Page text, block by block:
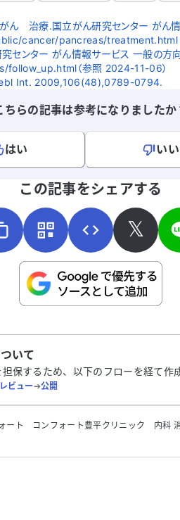
ん 治療.国立がん研究センター がん
cancer/pancreas/treatment.html
センター がん情報サービス 一般の
（参照 2024-11-06）
Int. 2009,106(48),0789-0794.
ちらの記事は参考になりましたか
はい
い
ォームです。氏名やご自身の病気の詳細など
この記事をシェアする
𝕏
いて
保するため、以下のフローを経て作
ビュー➔公開
ート コンフォート豊平クリニック 内科